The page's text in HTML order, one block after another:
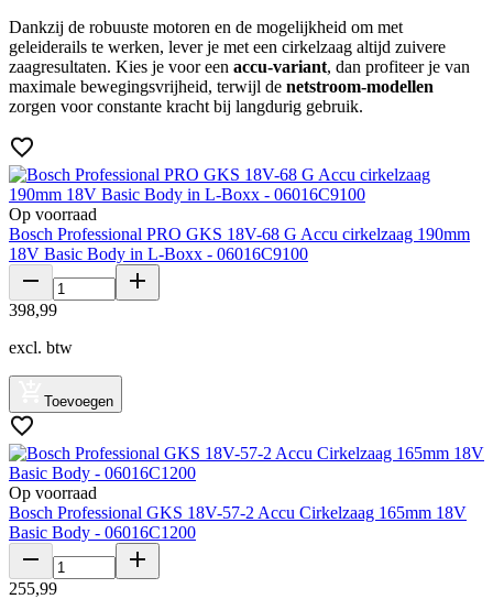
Dankzij de robuuste motoren en de mogelijkheid om met
geleiderails te werken, lever je met een cirkelzaag altijd zuivere
zaagresultaten. Kies je voor een accu-variant, dan profiteer je van
maximale bewegingsvrijheid, terwijl de netstroom-modellen
zorgen voor constante kracht bij langdurig gebruik.
Op voorraad
Bosch Professional PRO GKS 18V-68 G Accu cirkelzaag 190mm
18V Basic Body in L-Boxx - 06016C9100
398,99
excl. btw
Toevoegen
Op voorraad
Bosch Professional GKS 18V-57-2 Accu Cirkelzaag 165mm 18V
Basic Body - 06016C1200
255,99